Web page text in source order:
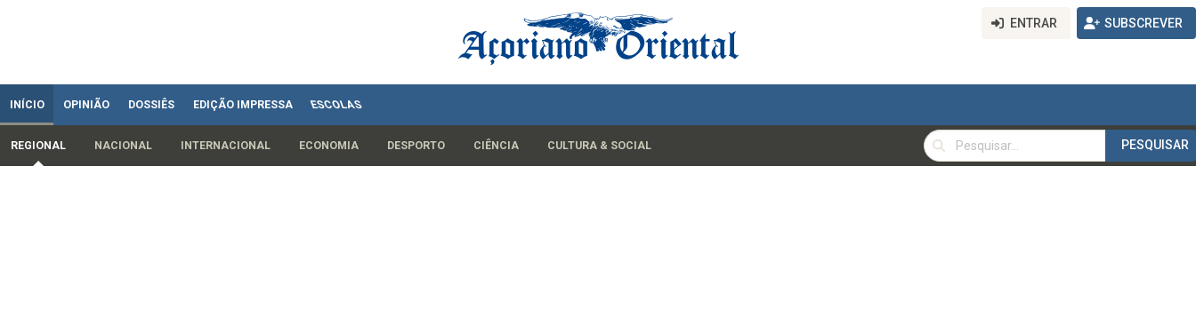
ENTRAR SUBSCREVER
INÍCIO OPINIÃO DOSSIÊS EDIÇÃO IMPRESSA ESCOLAS
REGIONAL NACIONAL INTERNACIONAL ECONOMIA DESPORTO CIÊNCIA CULTURA & SOCIAL
PESQUISAR
PESQUISAR